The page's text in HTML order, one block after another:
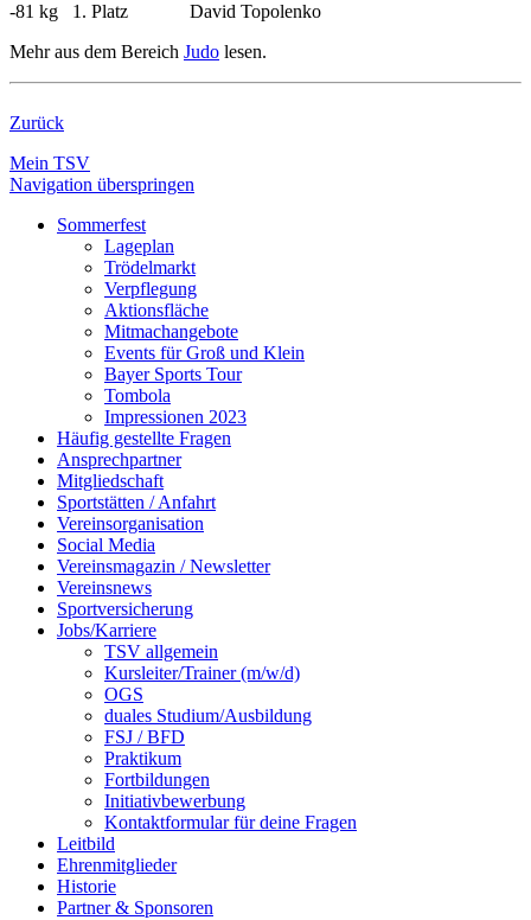
-81 kg 1. Platz David Topolenko
Mehr aus dem Bereich Judo lesen.
Zurück
Mein TSV
Navigation überspringen
Sommerfest
Lageplan
Trödelmarkt
Verpflegung
Aktionsfläche
Mitmachangebote
Events für Groß und Klein
Bayer Sports Tour
Tombola
Impressionen 2023
Häufig gestellte Fragen
Ansprechpartner
Mitgliedschaft
Sportstätten / Anfahrt
Vereinsorganisation
Social Media
Vereinsmagazin / Newsletter
Vereinsnews
Sportversicherung
Jobs/Karriere
TSV allgemein
Kursleiter/Trainer (m/w/d)
OGS
duales Studium/Ausbildung
FSJ / BFD
Praktikum
Fortbildungen
Initiativbewerbung
Kontaktformular für deine Fragen
Leitbild
Ehrenmitglieder
Historie
Partner & Sponsoren